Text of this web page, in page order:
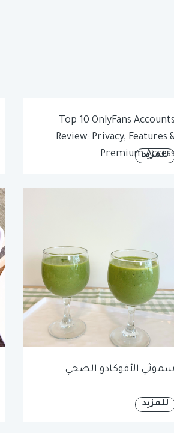
Top 10 OnlyFans Accounts
Review: Privacy, Features
Premiumللمزيد
سموثي الأفوكادو الصحي
للمزيد